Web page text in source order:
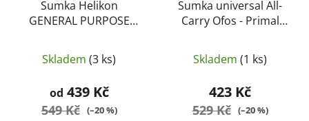
Sumka Helikon
GENERAL PURPOSE
- HELIKON
Skladem (3 ks)
od 439 Kč
549 Kč (–20 %)
Sumka universal All-
Carry Ofos - Primal
Skladem (1 ks)
423 Kč
529 Kč (–20 %)